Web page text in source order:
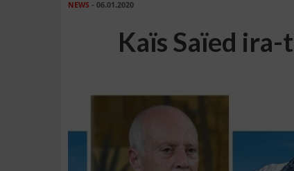
NEWS - 06.01.2020
Kaïs Saïed ira-